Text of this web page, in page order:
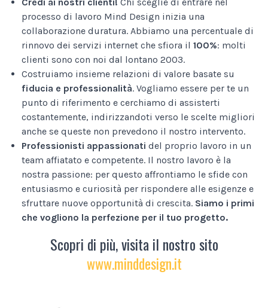
processo di lavoro Mind Design inizia una
collaborazione duratura. Abbiamo una percentuale di
rinnovo dei servizi internet che sfiora il 100%: molti
clienti sono con noi dal lontano 2003.
Costruiamo insieme relazioni di valore basate su
fiducia e professionalità. Vogliamo essere per te un
punto di riferimento e cerchiamo di assisterti
costantemente, indirizzandoti verso le scelte migliori
anche se queste non prevedono il nostro intervento.
Professionisti appassionati del proprio lavoro in un
team affiatato e competente. Il nostro lavoro è la
nostra passione: per questo affrontiamo le sfide con
entusiasmo e curiosità per rispondere alle esigenze e
sfruttare nuove opportunità di crescita. Siamo i primi
che vogliono la perfezione per il tuo progetto.
Scopri di più, visita il nostro sito
www.minddesign.it